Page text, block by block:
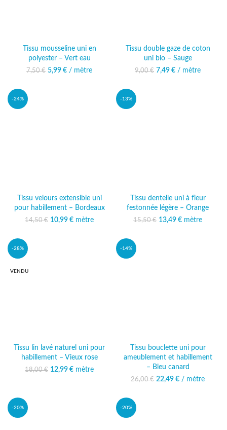
Tissu mousseline uni en
polyester – Vert eau
7,50€
Le prix initial était :
5,99 € Le prix actuel
/ mètre
Tissu double gaze de coton
uni bio – Sauge
9,00€
Le prix initial était :
7,49 € Le prix actuel
/ mètre
-24%
Tissu velours extensible uni
pour habillement – Bordeaux
14,50€ Le prix initial était :
10,99 €
Le prix
mètre
-13%
Tissu dentelle uni à fleur
festonnée légère – Orange
15,50€ Le prix initial était :
13,49 €
Le prix
mètre
-28%
VENDU
Tissu lin lavé naturel uni pour
habillement – Vieux rose
18,00€ Le prix initial était :
12,99 €
Le prix
mètre
-14%
Tissu bouclette uni pour
ameublement et habillement
– Bleu canard
26,00€
Le prix initial était :
22,49 €
Le prix
/ mètre
-20% -20%